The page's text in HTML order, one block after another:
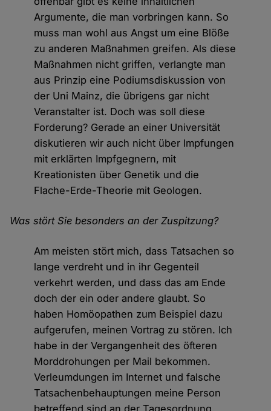
Argumente, die man vorbringen kann. So
muss man wohl aus Angst um eine Blöße
zu anderen Maßnahmen greifen. Als diese
Maßnahmen nicht griffen, verlangte man
aus Prinzip eine Podiumsdiskussion von
der Uni Mainz, die übrigens gar nicht
Veranstalter ist. Doch was soll diese
Forderung? Gerade an einer Universität
diskutieren wir auch nicht über Impfungen
mit erklärten Impfgegnern, mit
Kreationisten über Genetik und die
Flache-Erde-Theorie mit Geologen.
Was stört Sie besonders an der Zuspitzung?
Am meisten stört mich, dass Tatsachen so
lange verdreht und in ihr Gegenteil
verkehrt werden, und dass das am Ende
doch der ein oder andere glaubt. So
haben Homöopathen zum Beispiel dazu
aufgerufen, meinen Vortrag zu stören. Ich
habe in der Vergangenheit des öfteren
Morddrohungen per Mail bekommen.
Verleumdungen im Internet und falsche
Tatsachenbehauptungen meine Person